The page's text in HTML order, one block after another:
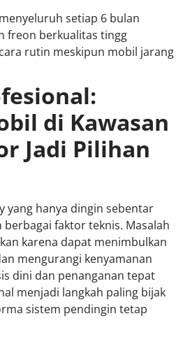
setiap 6 bulan
freon berkualitas tingg
rutin meskipun mobil jarang
di Kawasan
Jadi Pilihan
yang hanya dingin sebentar
berbagai faktor teknis. Masalah
karena dapat menimbulkan
mengurangi kenyamanan
dini dan penanganan tepat
menjadi langkah paling bijak
sistem pendingin tetap